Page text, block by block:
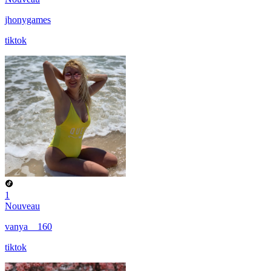
jhonygames
tiktok
1
Nouveau
vanya__160
tiktok